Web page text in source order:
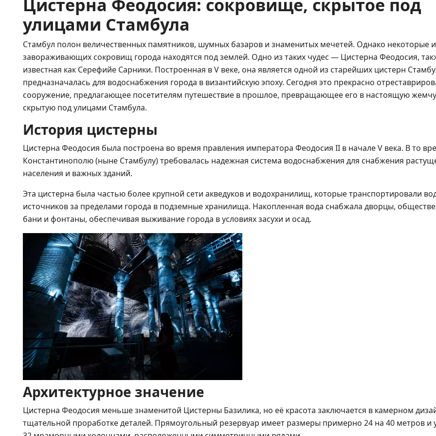
Цистерна Феодосия: сокровище, скрытое под
улицами Стамбула
Стамбул полон величественных памятников, шумных базаров и знаменитых мечетей. Однако некоторые
завораживающих сокровищ города находятся под землей. Одно из таких чудес — Цистерна Феодосия,
известная как Серефийе Сарники. Построенная в V веке, она является одной из старейших цистерн
предназначалась для водоснабжения города в византийскую эпоху. Сегодня это прекрасно
сооружение, предлагающее посетителям путешествие в прошлое, превращающее его в настоящую
скрытую под улицами Стамбула.
История цистерны
Цистерна Феодосия была построена во время правления императора Феодосия II в начале V века. В то
Константинополю (ныне Стамбулу) требовалась надежная система водоснабжения для снабжения
населения и важных зданий.
Эта цистерна была частью более крупной сети акведуков и водохранилищ, которые транспортировали
источников за пределами города в подземные хранилища. Накопленная вода снабжала дворцы,
бани и фонтаны, обеспечивая выживание города в условиях засухи и осад.
Архитектурное значение
Цистерна Феодосия меньше знаменитой Цистерны Базилика, но её красота заключается в камерном
тщательной проработке деталей. Прямоугольный резервуар имеет размеры примерно 24 на 40 метров и